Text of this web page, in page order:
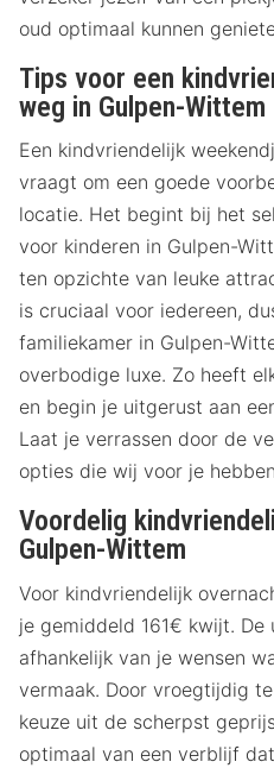
oud optimaal kunnen
Tips voor een
weg in Gulpen-Wittem
Een kindvriendelijk
vraagt om een goede
locatie. Het begint bij het
voor kinderen in Gulpen-
ten opzichte van leuke
is cruciaal voor iedereen,
familiekamer in Gulpen-
overbodige luxe. Zo heeft
en begin je uitgerust aan
Laat je verrassen door de
opties die wij voor je
Voordelig
Gulpen-Wittem
Voor kindvriendelijk
je gemiddeld 161€ kwijt.
afhankelijk van je wensen
vermaak. Door vroegtijdig
keuze uit de scherpst
optimaal van een verblijf